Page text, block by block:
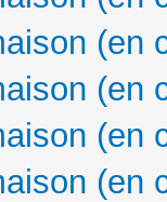
(en
(en
(en
(en